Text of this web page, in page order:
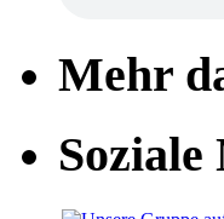
Mehr
Soziale